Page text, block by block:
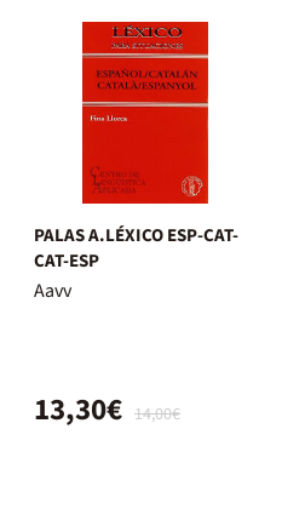
PALAS A.LÉXICO ESP-CAT-
CAT-ESP
Aavv
14,00€
13,30€